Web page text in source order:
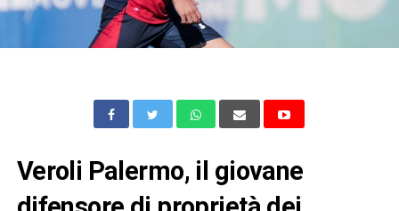
Veroli Palermo, il giovane